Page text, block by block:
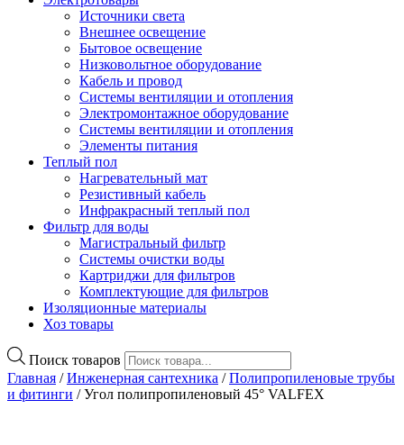
Источники света
Внешнее освещение
Бытовое освещение
Низковольтное оборудование
Кабель и провод
Системы вентиляции и отопления
Электромонтажное оборудование
Системы вентиляции и отопления
Элементы питания
Теплый пол
Нагревательный мат
Резистивный кабель
Инфракрасный теплый пол
Фильтр для воды
Магистральный фильтр
Системы очистки воды
Картриджи для фильтров
Комплектующие для фильтров
Изоляционные материалы
Хоз товары
Поиск товаров
Главная /Инженерная сантехника /Полипропиленовые трубы
и фитинги / Угол полипропиленовый 45° VALFEX